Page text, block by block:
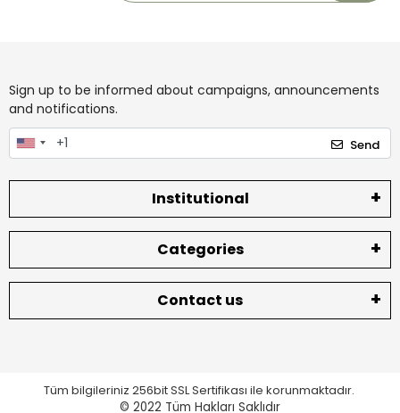
Sign up to be informed about campaigns, announcements
and notifications.
Send
Institutional
Categories
Contact us
Tüm bilgileriniz 256bit SSL Sertifikası ile korunmaktadır.
© 2022 Tüm Hakları Saklıdır